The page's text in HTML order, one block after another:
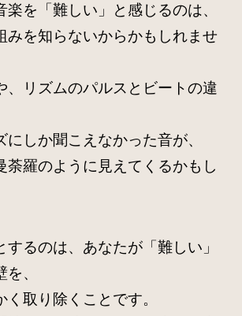
楽を「難しい」と感じるのは、
みを知らないからかもしれませ
、リズムのパルスとビートの違
にしか聞こえなかった音が、
荼羅のように見えてくるかもし
するのは、あなたが「難しい」
、
取り除くことです。